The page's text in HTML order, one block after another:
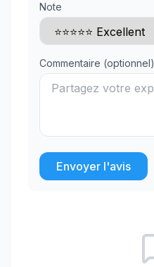
Note
Commentaire (optionnel)
Envoyer l'avis